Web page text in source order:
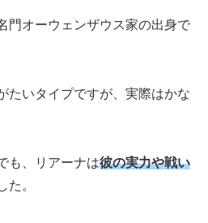
門オーウェンザウス家の出身で
たいタイプですが、実際はかな
も、リアーナは彼の実力や戦い
た。